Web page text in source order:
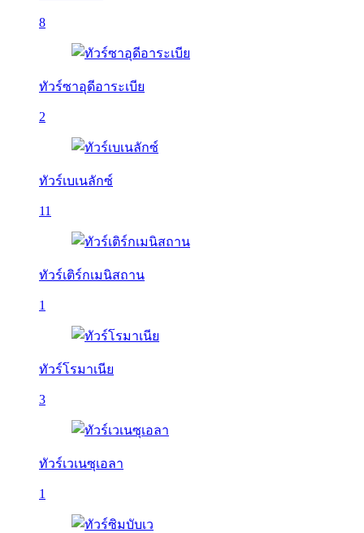
8
ทัวร์ซาอุดีอาระเบีย
2
ทัวร์เบเนลักซ์
11
ทัวร์เติร์กเมนิสถาน
1
ทัวร์โรมาเนีย
3
ทัวร์เวเนซุเอลา
1